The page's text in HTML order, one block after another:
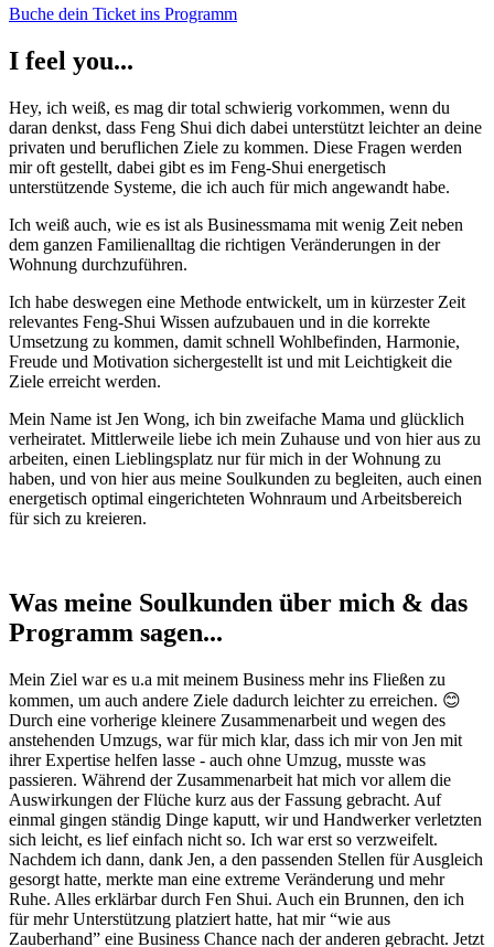
Buche dein Ticket ins Programm
I feel you...
Hey, ich weiß, es mag dir total schwierig vorkommen, wenn du
daran denkst, dass Feng Shui dich dabei unterstützt leichter an deine
privaten und beruflichen Ziele zu kommen. Diese Fragen werden
mir oft gestellt, dabei gibt es im Feng-Shui energetisch
unterstützende Systeme, die ich auch für mich angewandt habe.
Ich weiß auch, wie es ist als Businessmama mit wenig Zeit neben
dem ganzen Familienalltag die richtigen Veränderungen in der
Wohnung durchzuführen.
Ich habe deswegen eine Methode entwickelt, um in kürzester Zeit
relevantes Feng-Shui Wissen aufzubauen und in die korrekte
Umsetzung zu kommen, damit schnell Wohlbefinden, Harmonie,
Freude und Motivation sichergestellt ist und mit Leichtigkeit die
Ziele erreicht werden.
Mein Name ist Jen Wong, ich bin zweifache Mama und glücklich
verheiratet. Mittlerweile liebe ich mein Zuhause und von hier aus zu
arbeiten, einen Lieblingsplatz nur für mich in der Wohnung zu
haben, und von hier aus meine Soulkunden zu begleiten, auch einen
energetisch optimal eingerichteten Wohnraum und Arbeitsbereich
für sich zu kreieren.
Was meine Soulkunden über mich & das
Programm sagen...
Mein Ziel war es u.a mit meinem Business mehr ins Fließen zu
kommen, um auch andere Ziele dadurch leichter zu erreichen. 😊
Durch eine vorherige kleinere Zusammenarbeit und wegen des
anstehenden Umzugs, war für mich klar, dass ich mir von Jen mit
ihrer Expertise helfen lasse - auch ohne Umzug, musste was
passieren. Während der Zusammenarbeit hat mich vor allem die
Auswirkungen der Flüche kurz aus der Fassung gebracht. Auf
einmal gingen ständig Dinge kaputt, wir und Handwerker verletzten
sich leicht, es lief einfach nicht so. Ich war erst so verzweifelt.
Nachdem ich dann, dank Jen, a den passenden Stellen für Ausgleich
gesorgt hatte, merkte man eine extreme Veränderung und mehr
Ruhe. Alles erklärbar durch Fen Shui. Auch ein Brunnen, den ich
für mehr Unterstützung platziert hatte, hat mir “wie aus
Zauberhand” eine Business Chance nach der anderen gebracht. Jetzt